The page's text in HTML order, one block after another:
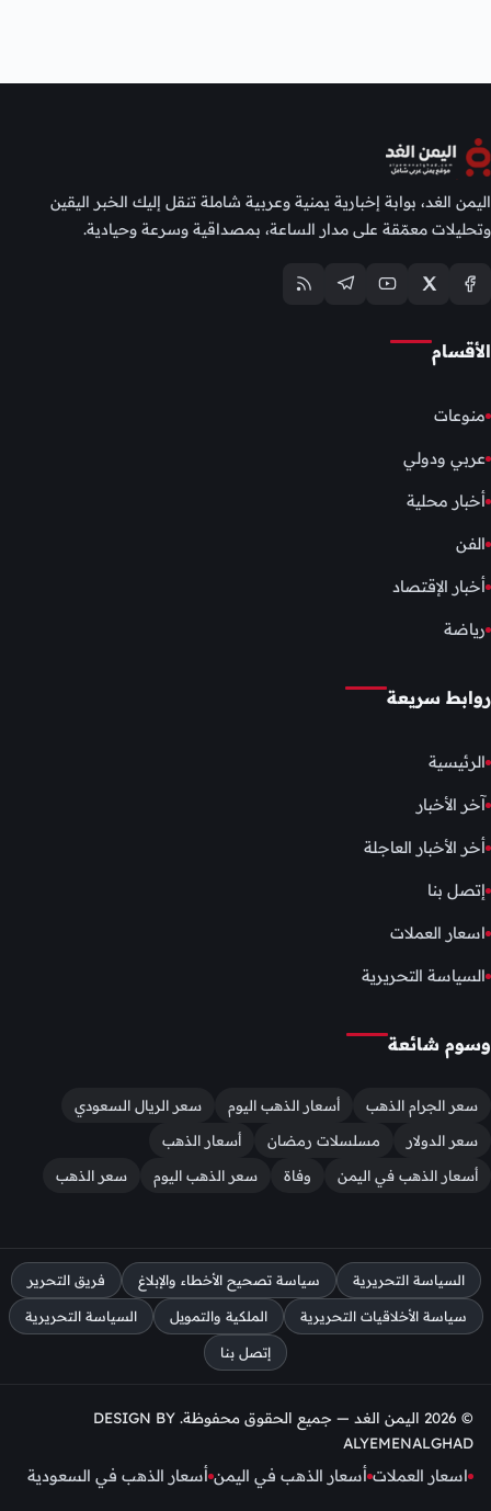
اليمن الغد، بوابة إخبارية يمنية وعربية شاملة تنقل إليك الخبر اليقين
وتحليلات معمّقة على مدار الساعة، بمصداقية وسرعة وحيادية.
الأقسام
منوعات
عربي ودولي
أخبار محلية
الفن
أخبار الإقتصاد
رياضة
روابط سريعة
الرئيسية
آخر الأخبار
أخر الأخبار العاجلة
إتصل بنا
اسعار العملات
السياسة التحريرية
وسوم شائعة
سعر الجرام الذهب أسعار الذهب اليوم
سعر الريال السعودي
سعر الدولار
مسلسلات رمضان
أسعار الذهب
أسعار الذهب في اليمن
وفاة سعر الذهب اليوم سعر الذهب
السياسة التحريرية سياسة تصحيح الأخطاء والإبلاغ فريق التحرير
سياسة الأخلاقيات التحريرية الملكية والتمويل السياسة التحريرية
إتصل بنا
© 2026 اليمن الغد — جميع الحقوق محفوظة. DESIGN BY
ALYEMENALGHAD
اسعار العملات أسعار الذهب في اليمن أسعار الذهب في السعودية